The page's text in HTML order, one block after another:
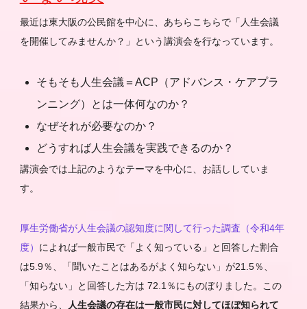
最近は東大阪の公民館を中心に、あちらこちらで「人生会議
を開催してみませんか？」という講演会を行なっています。
そもそも人生会議＝ACP（アドバンス・ケアプラ
ンニング）とは一体何なのか？
なぜそれが必要なのか？
どうすれば人生会議を実践できるのか？
講演会では上記のようなテーマを中心に、お話ししていま
す。
厚生労働省が人生会議の認知度に関して行った調査（令和4年
度） によれば一般市民で「よく知っている」と回答した割合
は5.9％、「聞いたことはあるがよく知らない」が21.5％、
「知らない」と回答した方は 72.1％にものぼりました。この
結果から、
人生会議の存在は一般市民に対してほぼ知られて